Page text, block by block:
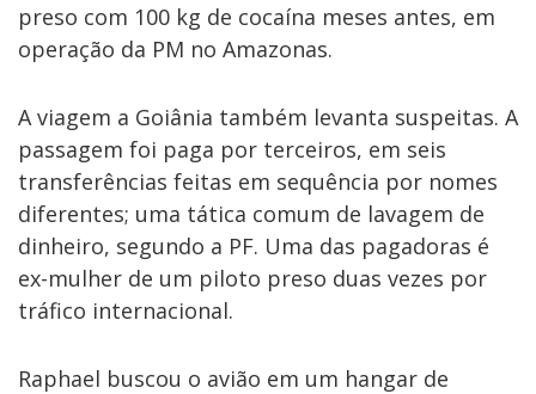
preso com 100 kg de cocaína meses antes, em
operação da PM no Amazonas.
A viagem a Goiânia também levanta suspeitas. A
passagem foi paga por terceiros, em seis
transferências feitas em sequência por nomes
diferentes; uma tática comum de lavagem de
dinheiro, segundo a PF. Uma das pagadoras é
ex-mulher de um piloto preso duas vezes por
tráfico internacional.
Raphael buscou o avião em um hangar de